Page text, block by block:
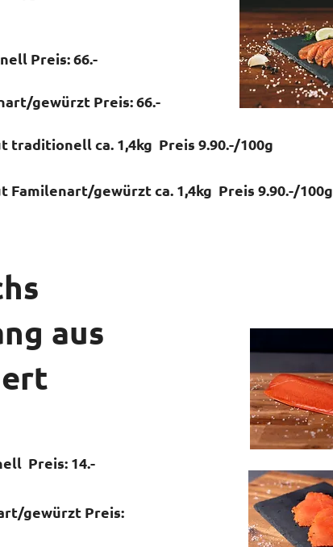
Preis: 66.-
gewürzt Preis: 66.-
traditionell ca. 1,4kg Preis 9.90.-/100g
Familenart/gewürzt ca. 1,4kg Preis 9.90.-/100g
aus
Preis: 14.-
gewürzt Preis: